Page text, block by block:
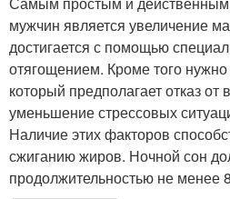
мужчин является увеличение
достигается с помощью
отягощением. Кроме того
который предполагает отказ
уменьшение стрессовых
Наличие этих факторов
сжиганию жиров. Ночной сон
продолжительностью не менее